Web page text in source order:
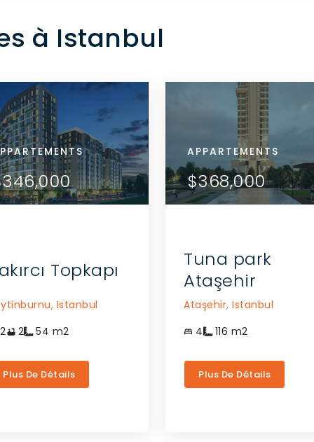
à Istanbul
APPARTEMENTS
$452,000
APPARTEMENTS
$346,000
Topkapı
Istanbul
2
2 54 m2
Plus De Détails
VOIR LES DÉTAILS
COMMUNIQUEZ AVEC
L'AGENT
APPARTEMENTS
$368,000
Tuna park
Ataşehir
Ataşehir, Istanbul
4
116 m2
Plus De Détails
VOIR LES DÉTAILS
COMMUNIQUEZ AVEC
L'AGENT